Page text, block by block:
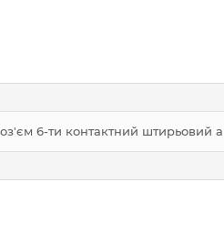
6-ти контактний штирьовий